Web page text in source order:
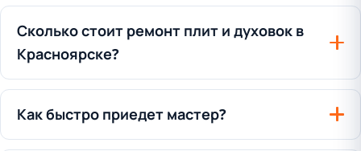
Сколько стоит ремонт плит и духовок в
Красноярске?
Как быстро приедет мастер?